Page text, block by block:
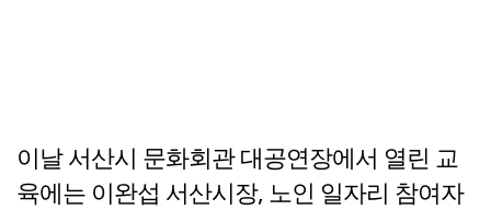
이날 서산시 문화회관 대공연장에서 열린 교
육에는 이완섭 서산시장, 노인 일자리 참여자